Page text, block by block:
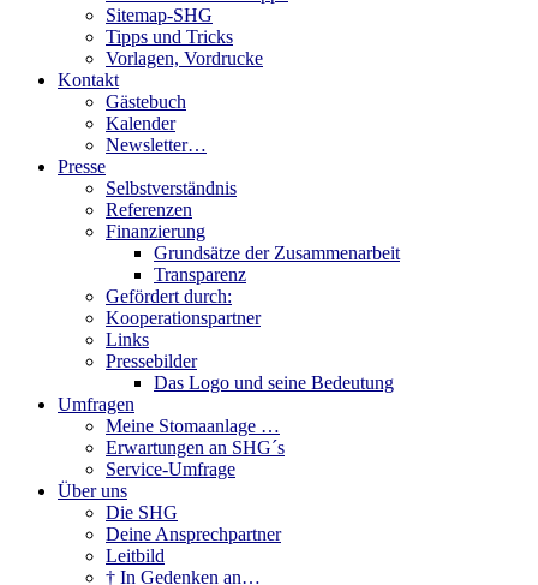
Sitemap-SHG
Tipps und Tricks
Vorlagen, Vordrucke
Kontakt
Gästebuch
Kalender
Newsletter…
Presse
Selbstverständnis
Referenzen
Finanzierung
Grundsätze der Zusammenarbeit
Transparenz
Gefördert durch:
Kooperationspartner
Links
Pressebilder
Das Logo und seine Bedeutung
Umfragen
Meine Stomaanlage …
Erwartungen an SHG´s
Service-Umfrage
Über uns
Die SHG
Deine Ansprechpartner
Leitbild
† In Gedenken an…